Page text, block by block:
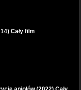
Cały film